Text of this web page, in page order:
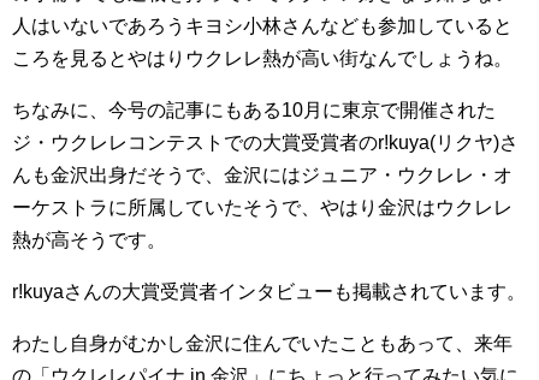
人はいないであろうキヨシ小林さんなども参加していると
ころを見るとやはりウクレレ熱が高い街なんでしょうね。
ちなみに、今号の記事にもある10月に東京で開催された
ジ・ウクレレコンテストでの大賞受賞者のr!kuya(リクヤ)さ
んも金沢出身だそうで、金沢にはジュニア・ウクレレ・オ
ーケストラに所属していたそうで、やはり金沢はウクレレ
熱が高そうです。
r!kuyaさんの大賞受賞者インタビューも掲載されています。
わたし自身がむかし金沢に住んでいたこともあって、来年
の「ウクレレパイナ in 金沢」にちょっと行ってみたい気に